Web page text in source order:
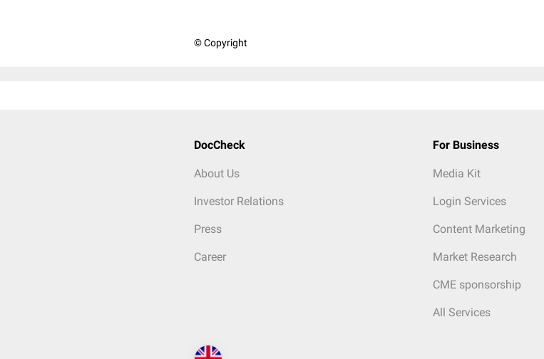
© Copyright
DocCheck
About Us
Investor Relations
Press
Career
For Business
Media Kit
Login Services
Content Marketing
Market Research
CME sponsorship
All Services